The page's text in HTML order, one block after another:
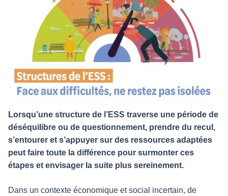
Lorsqu’une structure de l’ESS traverse une période de
déséquilibre ou de questionnement, prendre du recul,
s’entourer et s’appuyer sur des ressources adaptées
peut faire toute la différence pour surmonter ces
étapes et envisager la suite plus sereinement.
Dans un contexte économique et social incertain, de